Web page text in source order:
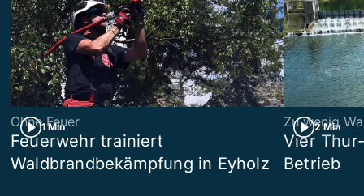
1 Min
Ohne Feuer
Feuerwehr trainiert
Waldbrandbekämpfung in Eyholz
2 Min
Zu wenig
Vier
Betrieb